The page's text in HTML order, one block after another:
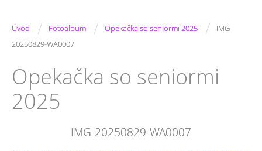
Úvod / Fotoalbum / Opekačka so seniormi 2025 /
IMG-
20250829-WA0007
Opekačka so seniormi
2025
IMG-20250829-WA0007